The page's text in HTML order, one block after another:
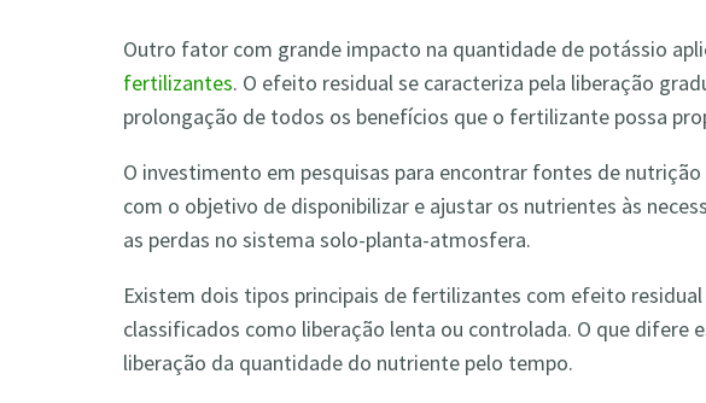
Outro fator com grande impacto na quantidade de potássio
fertilizantes. O efeito residual se caracteriza pela liberação
prolongação de todos os benefícios que o fertilizante possa
O investimento em pesquisas para encontrar fontes de
com o objetivo de disponibilizar e ajustar os nutrientes às
as perdas no sistema solo-planta-atmosfera.
Existem dois tipos principais de fertilizantes com efeito
classificados como liberação lenta ou controlada. O que difere
liberação da quantidade do nutriente pelo tempo.